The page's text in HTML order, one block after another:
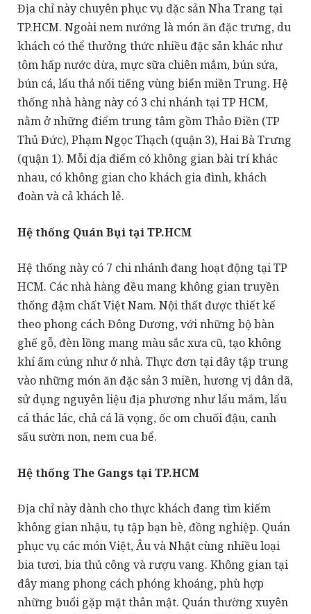
Địa chỉ này chuyên phục vụ đặc sản Nha Trang tại
TP.HCM. Ngoài nem nướng là món ăn đặc trưng, du
khách có thể thưởng thức nhiều đặc sản khác như
tôm hấp nước dừa, mực sữa chiên mắm, bún sứa,
bún cá, lẩu thả nổi tiếng vùng biển miền Trung. Hệ
thống nhà hàng này có 3 chi nhánh tại TP HCM,
nằm ở những điểm trung tâm gồm Thảo Điền (TP
Thủ Đức), Phạm Ngọc Thạch (quận 3), Hai Bà Trưng
(quận 1). Mỗi địa điểm có không gian bài trí khác
nhau, có không gian cho khách gia đình, khách
đoàn và cả khách lẻ.
Hệ thống Quán Bụi tại TP.HCM
Hệ thống này có 7 chi nhánh đang hoạt động tại TP
HCM. Các nhà hàng đều mang không gian truyền
thống đậm chất Việt Nam. Nội thất được thiết kế
theo phong cách Đông Dương, với những bộ bàn
ghế gỗ, đèn lồng mang màu sắc xưa cũ, tạo không
khí ấm cúng như ở nhà. Thực đơn tại đây tập trung
vào những món ăn đặc sản 3 miền, hương vị dân dã,
sử dụng nguyên liệu địa phương như lẩu mắm, lẩu
cá thác lác, chả cá lã vọng, ốc om chuối đậu, canh
sấu sườn non, nem cua bể.
Hệ thống The Gangs tại TP.HCM
Địa chỉ này dành cho thực khách đang tìm kiếm
không gian nhậu, tụ tập bạn bè, đồng nghiệp. Quán
phục vụ các món Việt, Âu và Nhật cùng nhiều loại
bia tươi, bia thủ công và rượu vang. Không gian tại
đây mang phong cách phóng khoáng, phù hợp
những buổi gặp mặt thân mật. Quán thường xuyên